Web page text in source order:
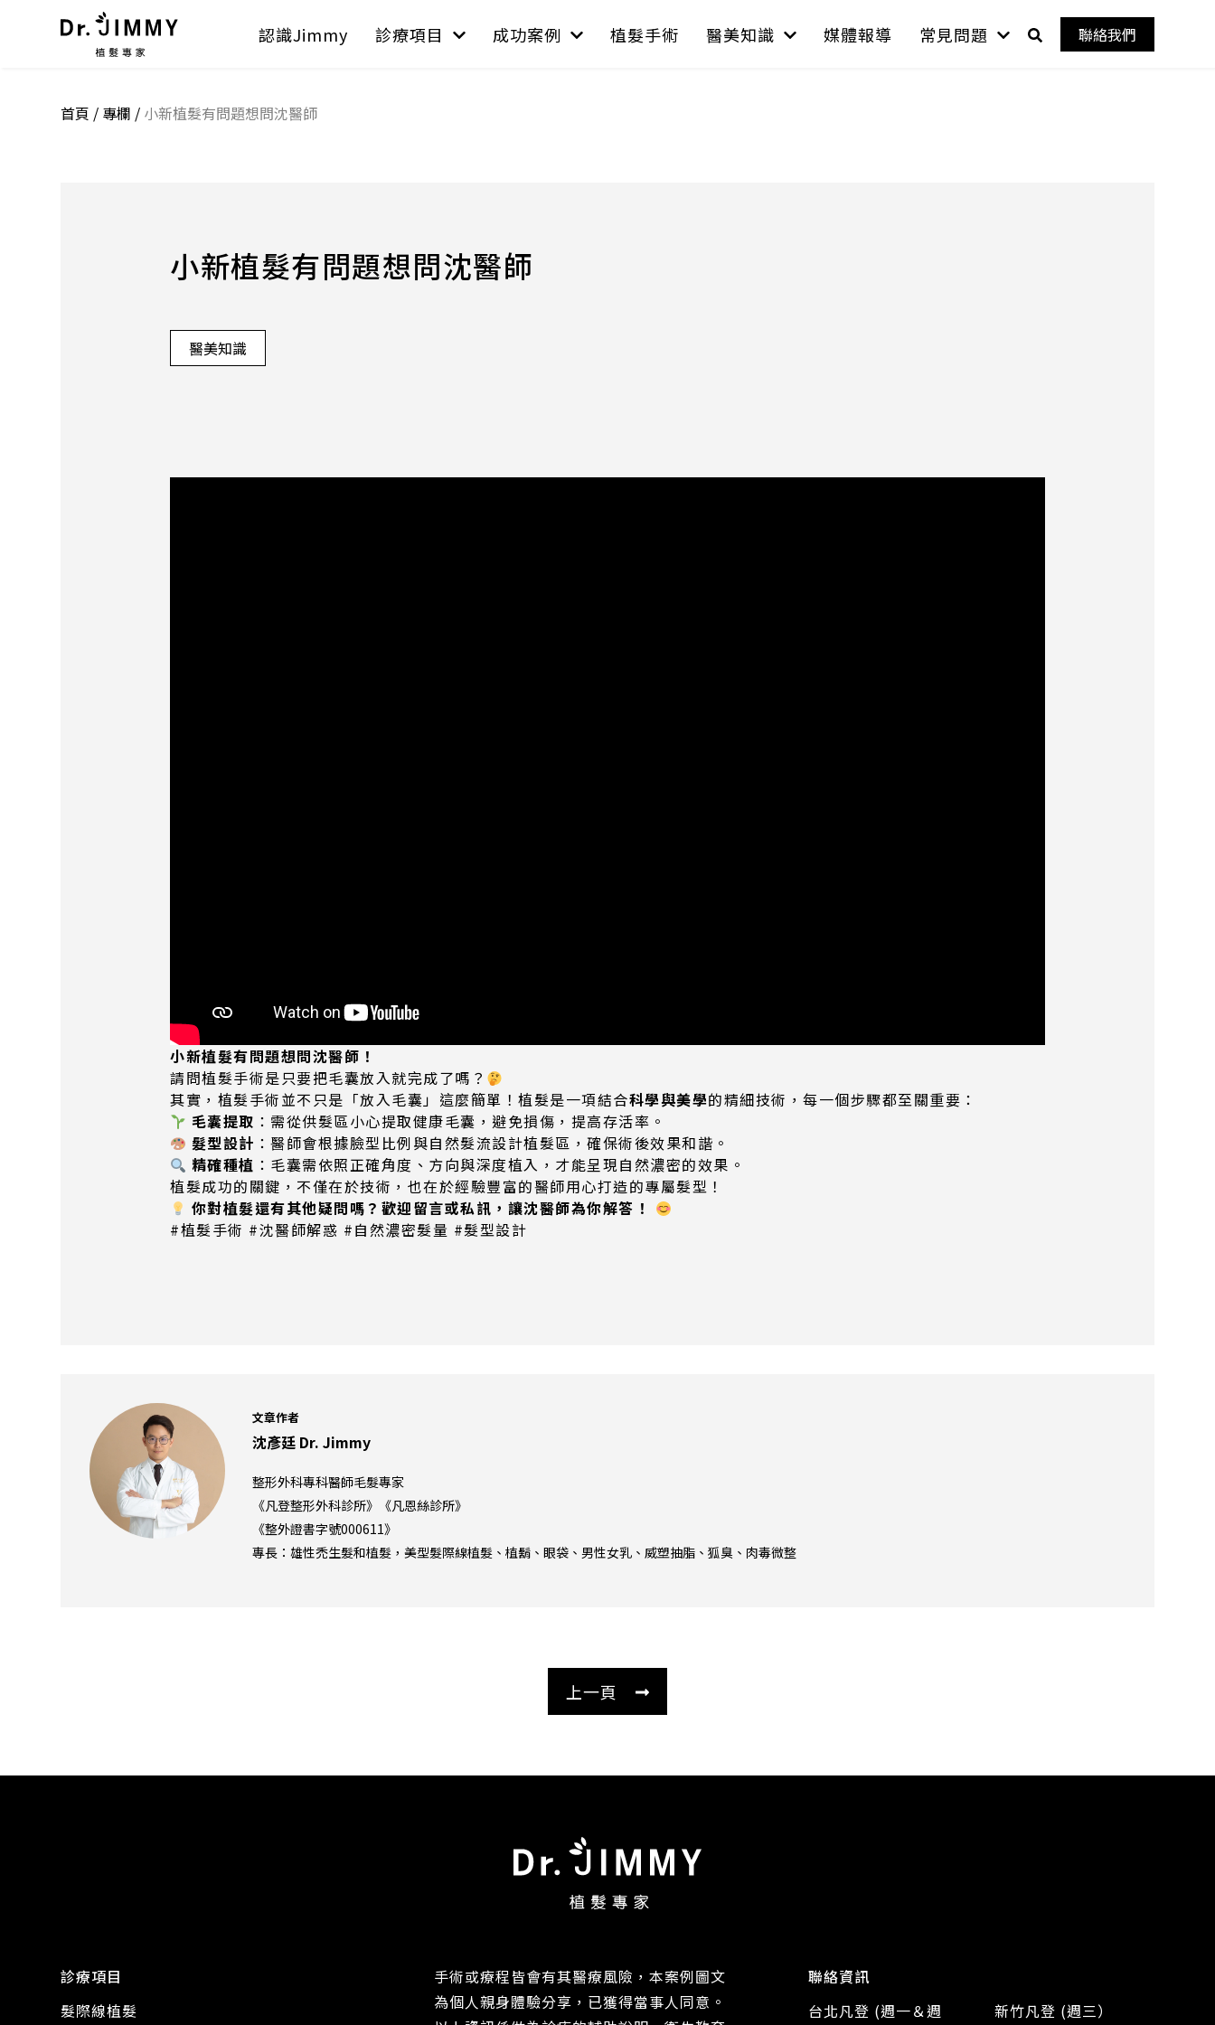
認識Jimmy 診療項目 成功案例 植髮手術 醫美知識 媒體報導 常見問題 聯絡我們
首頁 / 專欄 / 小新植髮有問題想問沈醫師
小新植髮有問題想問沈醫師
醫美知識
小新植髮有問題想問沈醫師！
請問植髮手術是只要把毛囊放入就完成了嗎？
其實，植髮手術並不只是「放入毛囊」這麼簡單！植髮是一項結合科學與美學的精細技術，每一個步驟都至關重要：
毛囊提取 ：需從供髮區小心提取健康毛囊，避免損傷，提高存活率。
髮型設計 ：醫師會根據臉型比例與自然髮流設計植髮區，確保術後效果和諧。
精確種植 ：毛囊需依照正確角度、方向與深度植入，才能呈現自然濃密的效果。
植髮成功的關鍵，不僅在於技術，也在於經驗豐富的醫師用心打造的專屬髮型！
你對植髮還有其他疑問嗎？歡迎留言或私訊，讓沈醫師為你解答！
#植髮手術 #沈醫師解惑 #自然濃密髮量 #髮型設計
文章作者
沈彥廷 Dr. Jimmy
整形外科專科醫師毛髮專家
《凡登整形外科診所》《凡恩絲診所》
《整外證書字號000611》
專長：雄性禿生髮和植髮，美型髮際線植髮、植鬍、眼袋、男性女乳、威塑抽脂、狐臭、肉毒微整
上一頁
診療項目
髮際線植髮
手術或療程皆會有其醫療風險，本案例圖文
為個人親身體驗分享，已獲得當事人同意。
聯絡資訊
台北凡登 (週一＆週
新竹凡登 (週三）